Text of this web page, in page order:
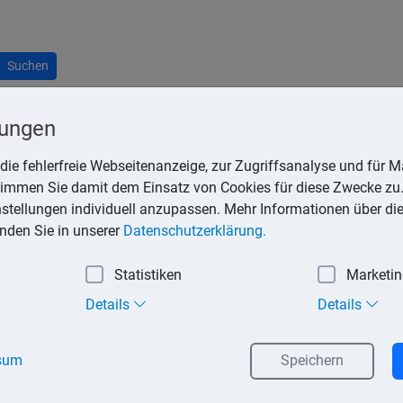
Suchen
nach vorliegendem Einzelfall mehr oder weniger zahlreiche
(dies ist z.B. besonders bei der
der Steuerpflichtige ausländisches Einkommen oder
fehlerfreie Webseitenanzeige, zur Zugriffsanalyse und für
Sie damit dem Einsatz von Cookies für diese Zwecke
individuell anzupassen. Mehr Informationen über
Sie in unserer Datenschutzerklärung.
Statistiken
Details Details
Speichern